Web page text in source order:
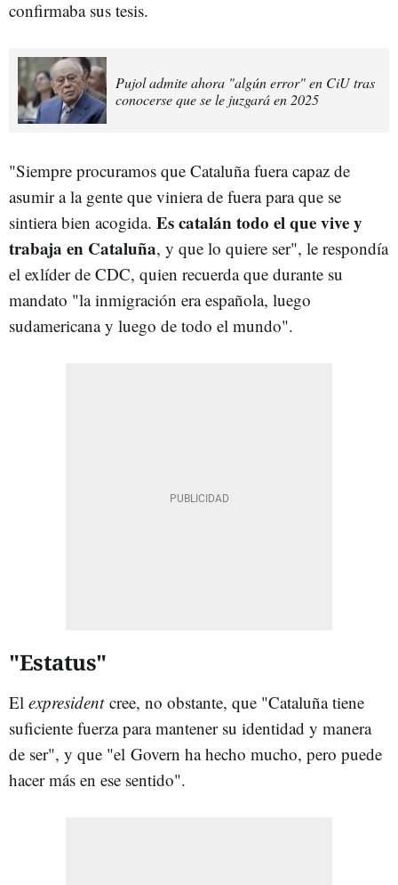
confirmaba sus tesis.
Pujol admite ahora "algún error" en CiU tras
conocerse que se le juzgará en 2025
"Siempre procuramos que Cataluña fuera capaz de
asumir a la gente que viniera de fuera para que se
sintiera bien acogida. Es catalán todo el que vive y
trabaja en Cataluña, y que lo quiere ser", le respondía
el exlíder de CDC, quien recuerda que durante su
mandato "la inmigración era española, luego
sudamericana y luego de todo el mundo".
"Estatus"
El expresident cree, no obstante, que "Cataluña tiene
suficiente fuerza para mantener su identidad y manera
de ser", y que "el Govern ha hecho mucho, pero puede
hacer más en ese sentido".